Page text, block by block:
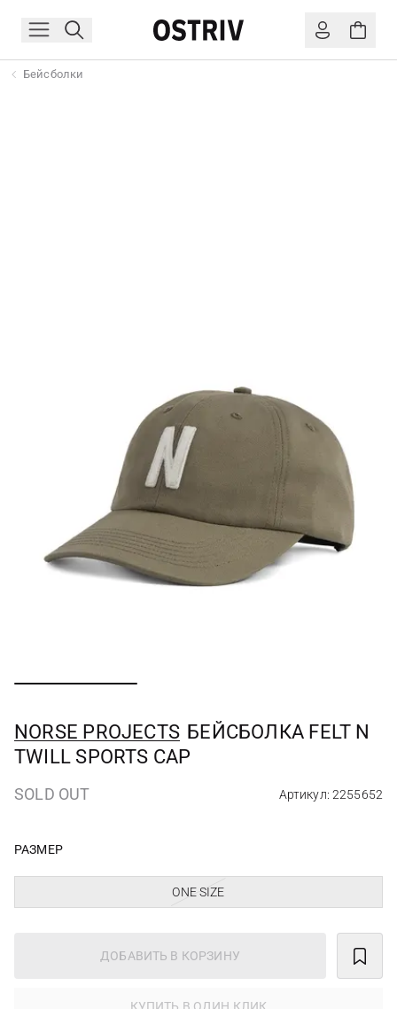
Бейсболки
NORSE PROJECTS БЕЙСБОЛКА FELT N
TWILL SPORTS CAP
SOLD OUT Артикул: 2255652
РАЗМЕР
ONE SIZE
ДОБАВИТЬ В КОРЗИНУ